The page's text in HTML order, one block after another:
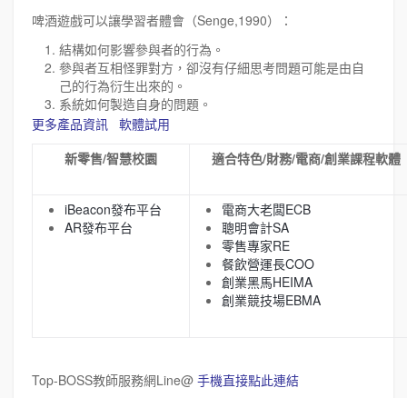
啤酒遊戲可以讓學習者體會（Senge,1990）：
結構如何影響參與者的行為。
參與者互相怪罪對方，卻沒有仔細思考問題可能是由自
己的行為衍生出來的。
系統如何製造自身的問題。
更多產品資訊 軟體試用
新零售/智慧校園
適合特色/財務/電商/創業課程軟體
iBeacon發布平台
AR發布平台
電商大老闆ECB
聰明會計SA
零售專家RE
餐飲營運長COO
創業黑馬HEIMA
創業競技場EBMA
Top-BOSS教師服務網Line@ 手機直接點此連結